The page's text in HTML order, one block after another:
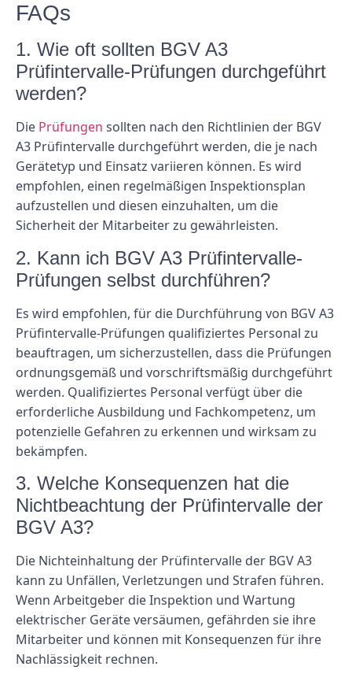
FAQs
1. Wie oft sollten BGV A3
Prüfintervalle-Prüfungen durchgeführt
werden?
Die Prüfungen sollten nach den Richtlinien der BGV
A3 Prüfintervalle durchgeführt werden, die je nach
Gerätetyp und Einsatz variieren können. Es wird
empfohlen, einen regelmäßigen Inspektionsplan
aufzustellen und diesen einzuhalten, um die
Sicherheit der Mitarbeiter zu gewährleisten.
2. Kann ich BGV A3 Prüfintervalle-
Prüfungen selbst durchführen?
Es wird empfohlen, für die Durchführung von BGV A3
Prüfintervalle-Prüfungen qualifiziertes Personal zu
beauftragen, um sicherzustellen, dass die Prüfungen
ordnungsgemäß und vorschriftsmäßig durchgeführt
werden. Qualifiziertes Personal verfügt über die
erforderliche Ausbildung und Fachkompetenz, um
potenzielle Gefahren zu erkennen und wirksam zu
bekämpfen.
3. Welche Konsequenzen hat die
Nichtbeachtung der Prüfintervalle der
BGV A3?
Die Nichteinhaltung der Prüfintervalle der BGV A3
kann zu Unfällen, Verletzungen und Strafen führen.
Wenn Arbeitgeber die Inspektion und Wartung
elektrischer Geräte versäumen, gefährden sie ihre
Mitarbeiter und können mit Konsequenzen für ihre
Nachlässigkeit rechnen.